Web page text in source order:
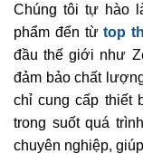
Chúng tôi tự hào
phẩm đến từtop
đầu thế giới như
đảm bảo chất
chỉ cung cấp thiết
trong suốt quá
chuyên nghiệp,